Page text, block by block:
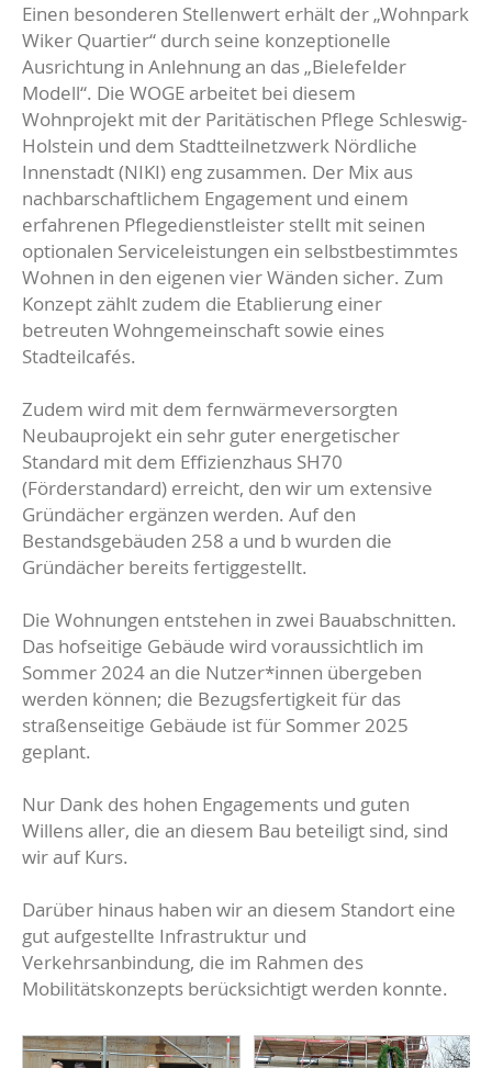
Einen besonderen Stellenwert erhält der „Wohnpark
Wiker Quartier“ durch seine konzeptionelle
Ausrichtung in Anlehnung an das „Bielefelder
Modell“. Die WOGE arbeitet bei diesem
Wohnprojekt mit der Paritätischen Pflege Schleswig-
Holstein und dem Stadtteilnetzwerk Nördliche
Innenstadt (NIKI) eng zusammen. Der Mix aus
nachbarschaftlichem Engagement und einem
erfahrenen Pflegedienstleister stellt mit seinen
optionalen Serviceleistungen ein selbstbestimmtes
Wohnen in den eigenen vier Wänden sicher. Zum
Konzept zählt zudem die Etablierung einer
betreuten Wohngemeinschaft sowie eines
Stadteilcafés.
Zudem wird mit dem fernwärmeversorgten
Neubauprojekt ein sehr guter energetischer
Standard mit dem Effizienzhaus SH70
(Förderstandard) erreicht, den wir um extensive
Gründächer ergänzen werden. Auf den
Bestandsgebäuden 258 a und b wurden die
Gründächer bereits fertiggestellt.
Die Wohnungen entstehen in zwei Bauabschnitten.
Das hofseitige Gebäude wird voraussichtlich im
Sommer 2024 an die Nutzer*innen übergeben
werden können; die Bezugsfertigkeit für das
straßenseitige Gebäude ist für Sommer 2025
geplant.
Nur Dank des hohen Engagements und guten
Willens aller, die an diesem Bau beteiligt sind, sind
wir auf Kurs.
Darüber hinaus haben wir an diesem Standort eine
gut aufgestellte Infrastruktur und
Verkehrsanbindung, die im Rahmen des
Mobilitätskonzepts berücksichtigt werden konnte.